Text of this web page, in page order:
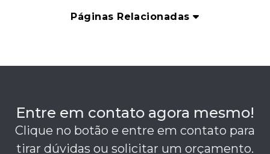
Páginas Relacionadas
Entre em contato agora mesmo!
Clique no botão e entre em contato para
tirar dúvidas ou solicitar um orçamento.